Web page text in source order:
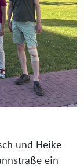
und Heike
ein